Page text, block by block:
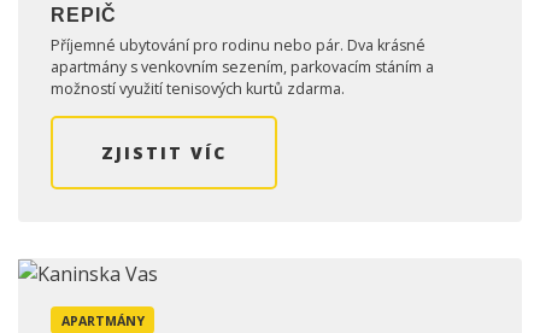
REPIČ
Příjemné ubytování pro rodinu nebo pár. Dva krásné
apartmány s venkovním sezením, parkovacím stáním a
možností využití tenisových kurtů zdarma.
ZJISTIT VÍC
APARTMÁNY